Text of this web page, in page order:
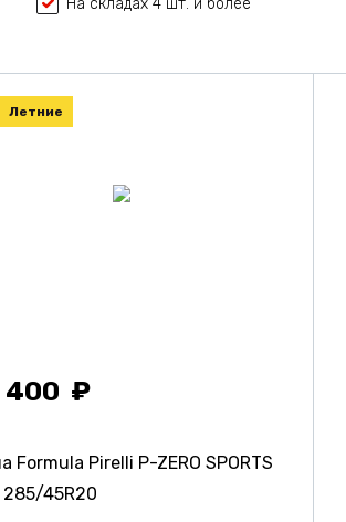
На складах 4 шт. и более
Летние
400
Formula Pirelli P-ZERO SPORTS
285/45R20